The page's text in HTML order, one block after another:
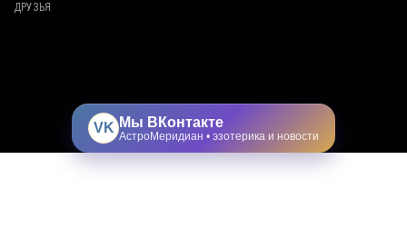
ДРУЗЬЯ
VK Мы ВКонтакте
АстроМеридиан • эзотерика и новости